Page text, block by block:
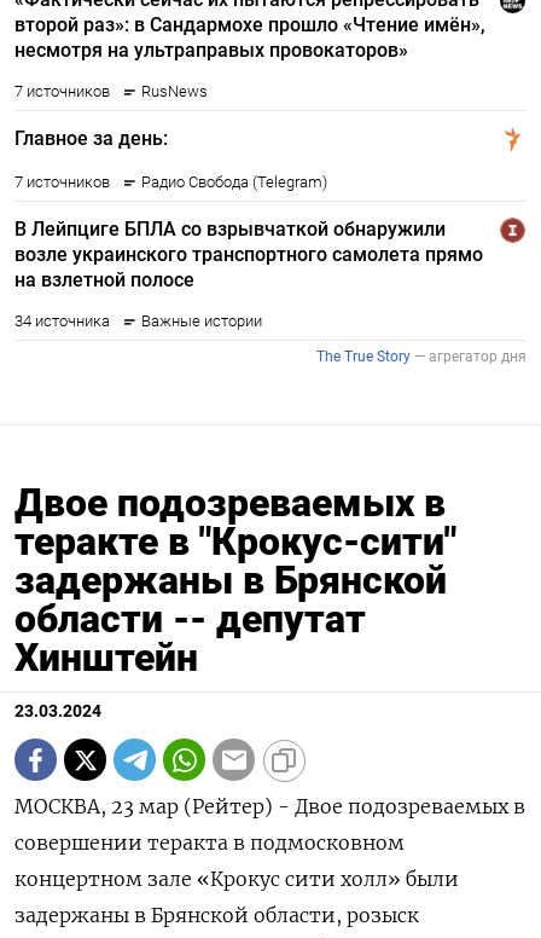
Двое подозреваемых в
теракте в "Крокус-сити"
задержаны в Брянской
области -- депутат
Хинштейн
23.03.2024
МОСКВА, 23 мар (Рейтер) - Двое подозреваемых в
совершении теракта в подмосковном
концертном зале «Крокус сити холл» были
задержаны в Брянской области, розыск